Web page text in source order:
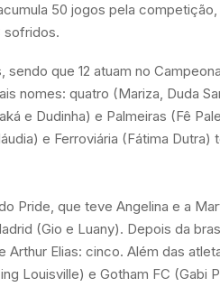
50 jogos pela
sofridos.
que 12 atuam no
nomes: quatro (Mariza, Duda
e Dudinha) e Palmeiras (Fê
e Ferroviária (Fátima Dutra)
Pride, que teve Angelina e a
(Gio e Luany). Depois da
Elias: cinco. Além das
Louisville) e Gotham FC (Gabi